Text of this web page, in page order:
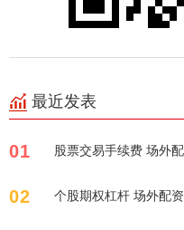
最近发表
01 股票交易手续费 场外
02 个股期权杠杆 场外配